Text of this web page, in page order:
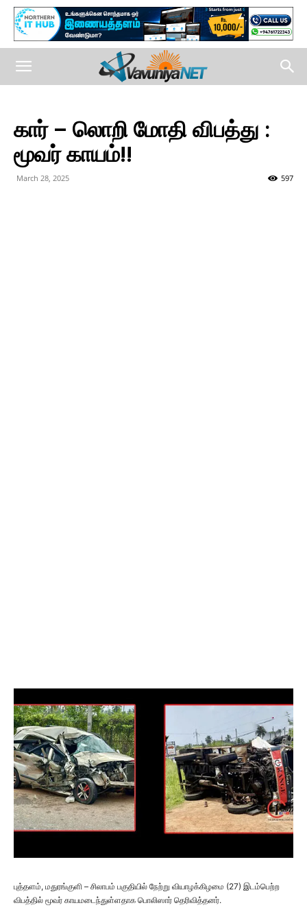
கார் – லொறி மோதி விபத்து :
மூவர் காயம்!!
March 28, 2025 597
புத்தளம், மதுரங்குளி – சிலாபம் பகுதியில் நேற்று வியாழக்கிழமை (27) இடம்பெற்ற
விபத்தில் மூவர் காயமடைந்துள்ளதாக பொலிஸார் தெரிவித்தனர்.